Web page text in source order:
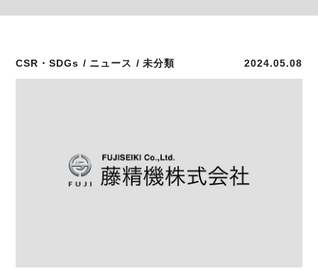
お問い合わせ
CSR・SDGs ニュース 未分類 2024.05.08